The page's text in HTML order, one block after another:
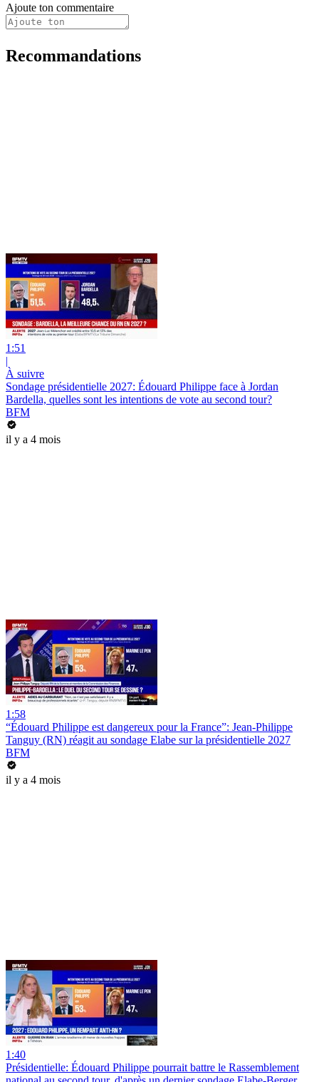
Ajoute ton commentaire
Recommandations
1:51
|
À suivre
Sondage présidentielle 2027: Édouard Philippe face à Jordan
Bardella, quelles sont les intentions de vote au second tour?
BFM
il y a 4 mois
1:58
“Édouard Philippe est dangereux pour la France”: Jean-Philippe
Tanguy (RN) réagit au sondage Elabe sur la présidentielle 2027
BFM
il y a 4 mois
1:40
Présidentielle: Édouard Philippe pourrait battre le Rassemblement